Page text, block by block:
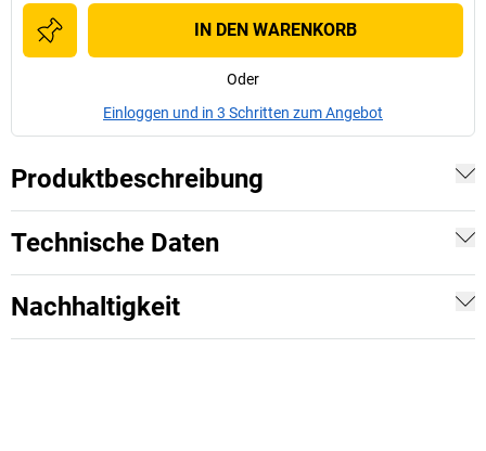
IN DEN WARENKORB
Oder
Einloggen und in 3 Schritten zum Angebot
Produktbeschreibung
Technische Daten
Nachhaltigkeit